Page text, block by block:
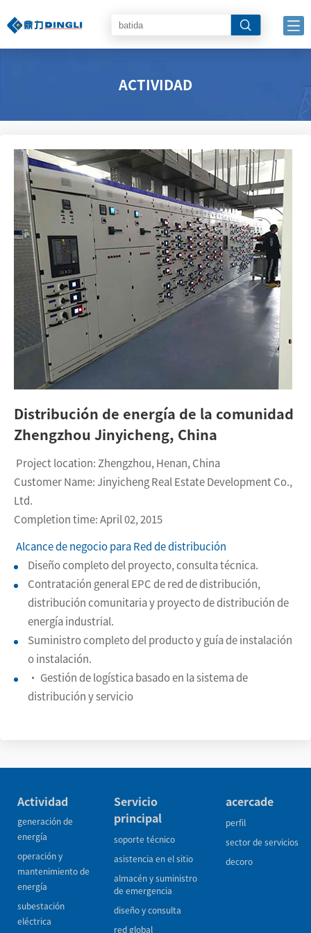
ACTIVIDAD
Distribución de energía de la comunidad
Zhengzhou Jinyicheng, China
Project location: Zhengzhou, Henan, China
Customer Name: Jinyicheng Real Estate Development Co.,
Ltd.
Completion time: April 02, 2015
Alcance de negocio para Red de distribución
Diseño completo del proyecto, consulta técnica.
Contratación general EPC de red de distribución,
distribución comunitaria y proyecto de distribución de
energía industrial.
Suministro completo del producto y guía de instalación
o instalación.
• Gestión de logística basado en la sistema de
distribución y servicio
Actividad
generación de
energía
operación y
mantenimiento de
energía
subestación
eléctrica
Servicio
principal
soporte técnico
asistencia en el sitio
almacén y suministro
de emergencia
diseño y consulta
red global
acercade
perfil
sector de servicios
decoro